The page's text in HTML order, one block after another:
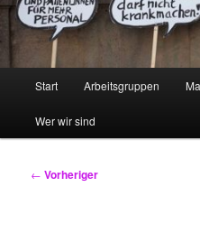
Start Arbeitsgruppen
Wer wir sind
Beitragsnavigation
← Vorheriger